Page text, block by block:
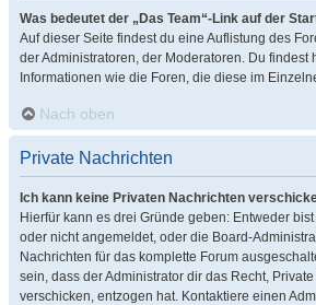
Was bedeutet der „Das Team“-Link auf der
Auf dieser Seite findest du eine Auflistung des
der Administratoren, der Moderatoren. Du findest
Informationen wie die Foren, die diese im
Nach oben
Private Nachrichten
Ich kann keine Privaten Nachrichten
Hierfür kann es drei Gründe geben: Entweder
oder nicht angemeldet, oder die Board-
Nachrichten für das komplette Forum
sein, dass der Administrator dir das Recht,
verschicken, entzogen hat. Kontaktiere einen